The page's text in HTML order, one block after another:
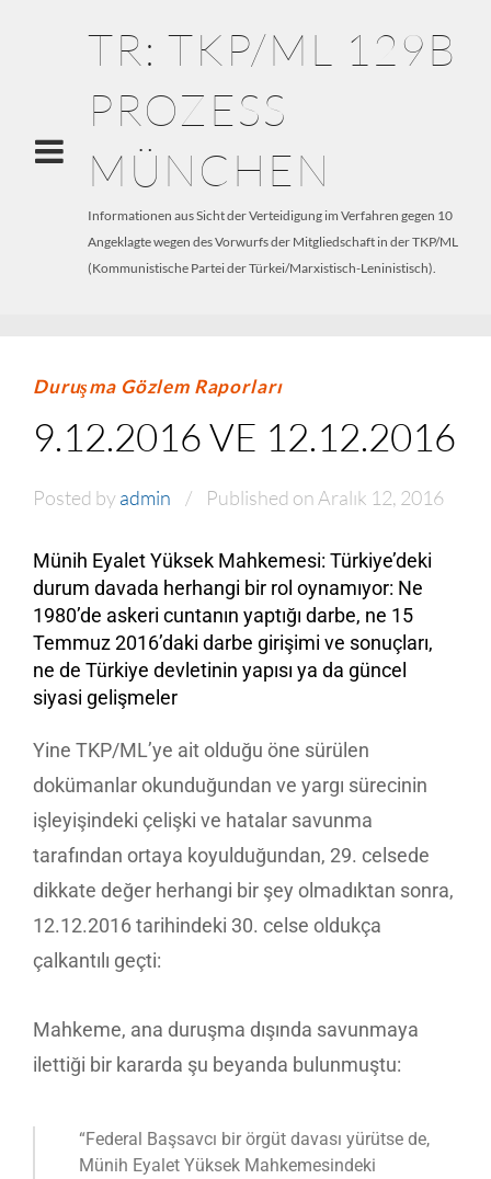
TR: TKP/ML 129B
PROZESS
MÜNCHEN
Informationen aus Sicht der Verteidigung im Verfahren gegen 10
Angeklagte wegen des Vorwurfs der Mitgliedschaft in der TKP/ML
(Kommunistische Partei der Türkei/Marxistisch-Leninistisch).
Duruşma Gözlem Raporları
9.12.2016 VE 12.12.2016
Posted byadmin Published on Aralık 12, 2016
Münih Eyalet Yüksek Mahkemesi: Türkiye’deki
durum davada herhangi bir rol oynamıyor: Ne
1980’de askeri cuntanın yaptığı darbe, ne 15
Temmuz 2016’daki darbe girişimi ve sonuçları,
ne de Türkiye devletinin yapısı ya da güncel
siyasi gelişmeler
Yine TKP/ML’ye ait olduğu öne sürülen
dokümanlar okunduğundan ve yargı sürecinin
işleyişindeki çelişki ve hatalar savunma
tarafından ortaya koyulduğundan, 29. celsede
dikkate değer herhangi bir şey olmadıktan sonra,
12.12.2016 tarihindeki 30. celse oldukça
çalkantılı geçti:
Mahkeme, ana duruşma dışında savunmaya
ilettiği bir kararda şu beyanda bulunmuştu:
“Federal Başsavcı bir örgüt davası yürütse de,
Münih Eyalet Yüksek Mahkemesindeki